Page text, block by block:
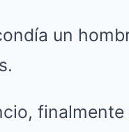
un